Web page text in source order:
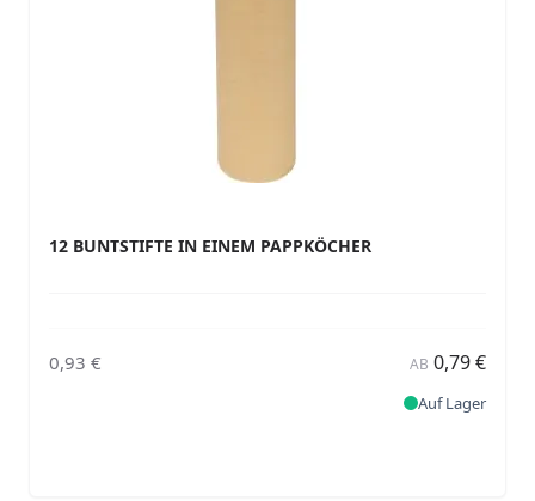
12 BUNTSTIFTE IN EINEM PAPPKÖCHER
0,93 € AB 0,79 €
Auf Lager